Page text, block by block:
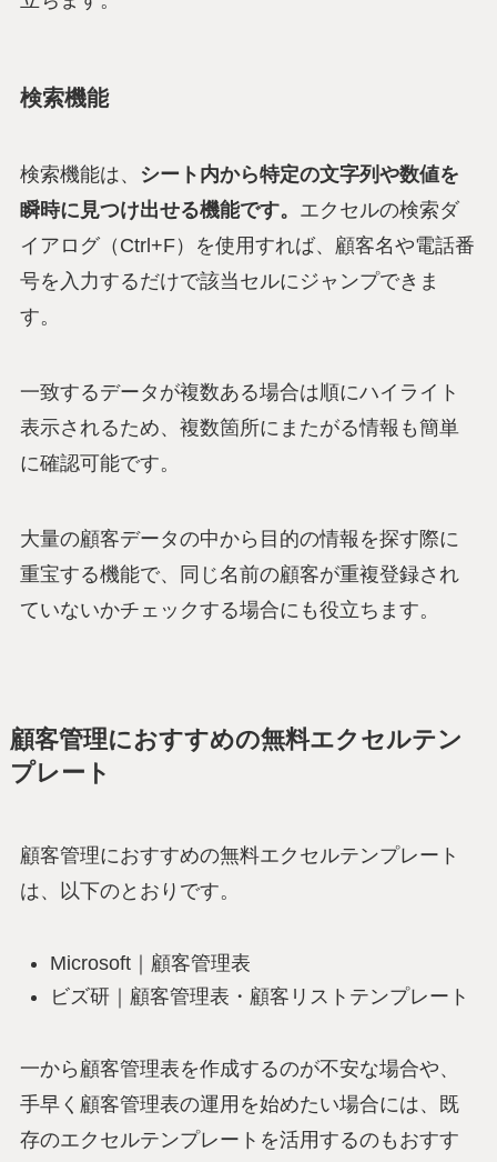
検索機能
検索機能は、
シート内から特定の文字列や数値を
瞬時に見つけ出せる機能です。 エクセルの検索ダ
イアログ（Ctrl+F）を使用すれば、顧客名や電話番
号を入力するだけで該当セルにジャンプできま
す。
一致するデータが複数ある場合は順にハイライト
表示されるため、複数箇所にまたがる情報も簡単
に確認可能です。
大量の顧客データの中から目的の情報を探す際に
重宝する機能で、同じ名前の顧客が重複登録され
ていないかチェックする場合にも役立ちます。
顧客管理におすすめの無料エクセルテン
プレート
顧客管理におすすめの無料エクセルテンプレート
は、以下のとおりです。
Microsoft｜顧客管理表
ビズ研｜顧客管理表・顧客リストテンプレート
一から顧客管理表を作成するのが不安な場合や、
手早く顧客管理表の運用を始めたい場合には、既
存のエクセルテンプレートを活用するのもおすす